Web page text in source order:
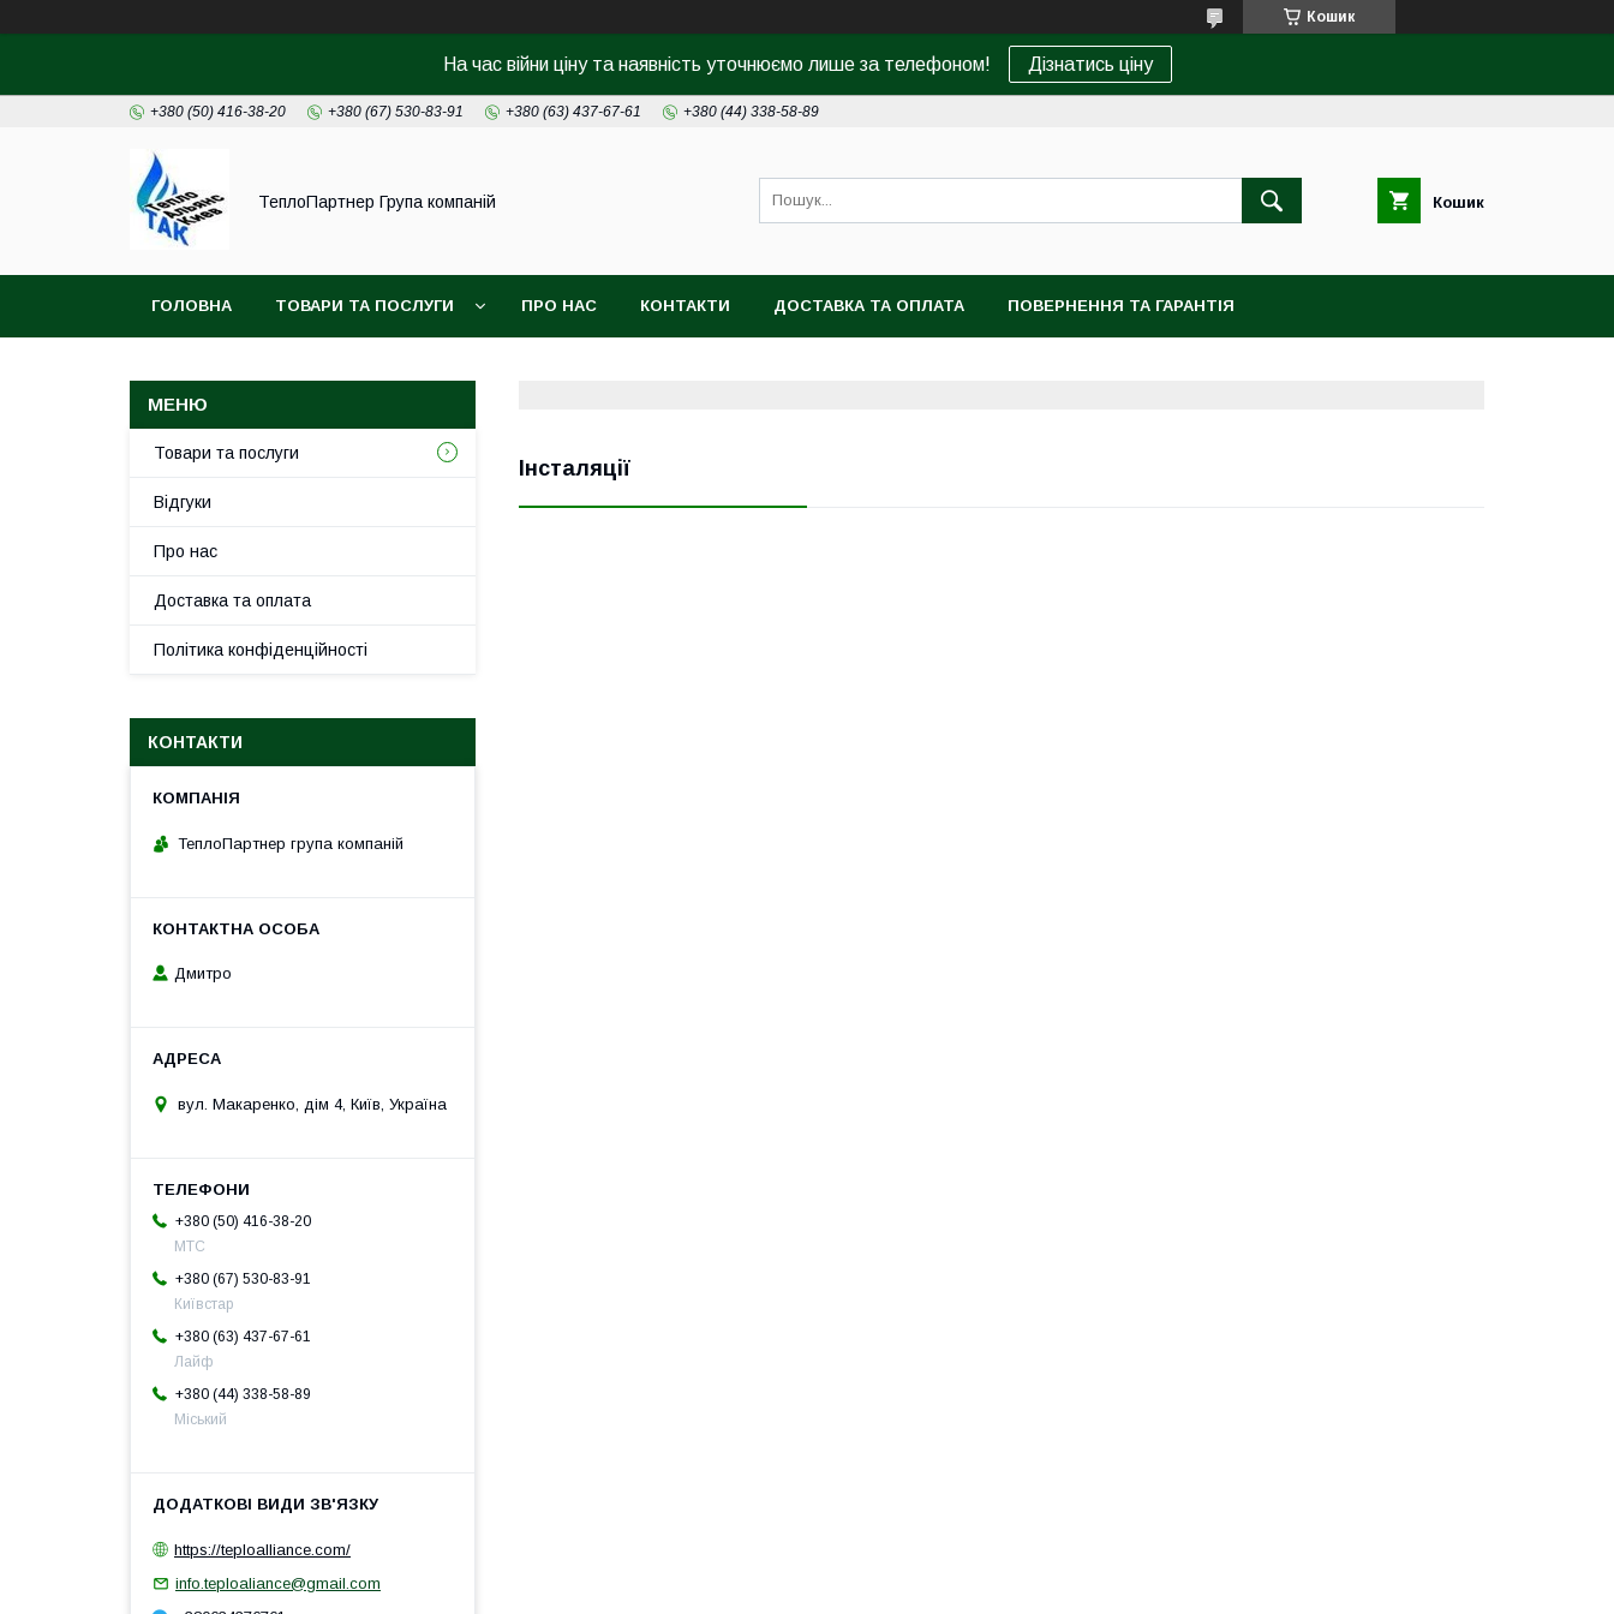
Кошик
На час війни ціну та наявність уточнюємо лише за телефоном! Дізнатись ціну
+380 (50) 416-38-20 +380 (67) 530-83-91 +380 (63) 437-67-61 +380 (44) 338-58-89
ТеплоПартнер Група компаній Кошик
ГОЛОВНА ТОВАРИ ТА ПОСЛУГИ ПРО НАС КОНТАКТИ ДОСТАВКА ТА ОПЛАТА ПОВЕРНЕННЯ ТА ГАРАНТІЯ
Інсталяції
Товари та послуги
Відгуки
Про нас
Доставка та оплата
Політика конфіденційності
КОНТАКТИ
ТеплоПартнер група компаній
Дмитро
вул. Макаренко, дім 4, Київ, Україна
+380 (50) 416-38-20
МТС
+380 (67) 530-83-91
Київстар
+380 (63) 437-67-61
Лайф
+380 (44) 338-58-89
Міський
https://teploalliance.com/
info.teploaliance@gmail.com